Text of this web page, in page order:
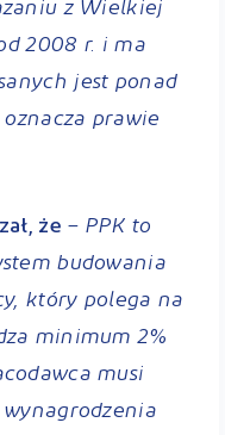
z Wielkiej
2008 r. i ma
jest ponad
prawie
że – PPK to
budowania
który polega na
minimum 2%
musi
wynagrodzenia